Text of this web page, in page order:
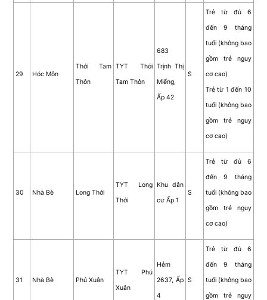
29 Hóc Môn
Thới Tam
Thôn
TYT Thới
Tam Thôn
683
Trịnh Thị
Miếng,
Ấp 42
S
Trẻ từ đủ 6
đến 9 tháng
tuổi (không bao
gồm trẻ nguy
cơ cao)
Trẻ từ 1 đến 10
tuổi (không bao
gồm trẻ nguy
cơ cao)
30 Nhà Bè Long Thới
TYT Long
Thới
Khu dân
cư Ấp 1
S
Trẻ từ đủ 6
đến 9 tháng
tuổi (không bao
gồm trẻ nguy
cơ cao)
31 Nhà Bè Phú Xuân
TYT Phú
Xuân
Hẻm
2637, Ấp
4
S
Trẻ từ đủ 6
đến 9 tháng
tuổi (không bao
gồm trẻ nguy